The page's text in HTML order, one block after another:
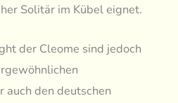
Solitär im Kübel eignet.
der Cleome sind jedoch
auch den deutschen